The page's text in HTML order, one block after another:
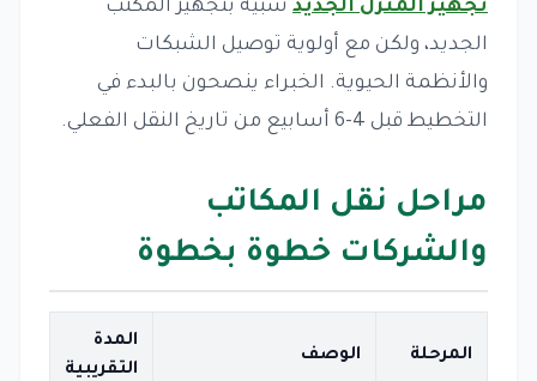
تجهيز المنزل الجديد شبيه بتجهيز المكتب
الجديد، ولكن مع أولوية توصيل الشبكات
والأنظمة الحيوية. الخبراء ينصحون بالبدء في
التخطيط قبل 4-6 أسابيع من تاريخ النقل الفعلي.
مراحل نقل المكاتب
والشركات خطوة بخطوة
المرحلة الوصف
المدة
التقريبية